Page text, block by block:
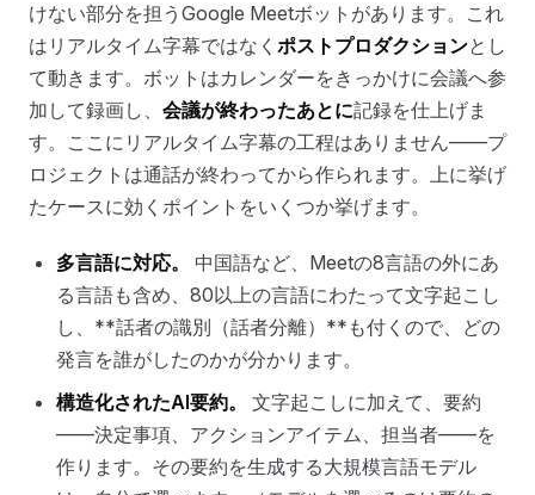
けない部分を担うGoogle Meetボットがあります。これ
はリアルタイム字幕ではなく ポストプロダクションとし
て動きます。ボットはカレンダーをきっかけに会議へ参
加して録画し、 会議が終わったあとに記録を仕上げま
す。ここにリアルタイム字幕の工程はありません——プ
ロジェクトは通話が終わってから作られます。上に挙げ
たケースに効くポイントをいくつか挙げます。
多言語に対応。
中国語など、Meetの8言語の外にあ
る言語も含め、80以上の言語にわたって文字起こし
し、**話者の識別（話者分離）**も付くので、どの
発言を誰がしたのかが分かります。
構造化されたAI要約。
文字起こしに加えて、要約
——決定事項、アクションアイテム、担当者——を
作ります。その要約を生成する大規模言語モデル